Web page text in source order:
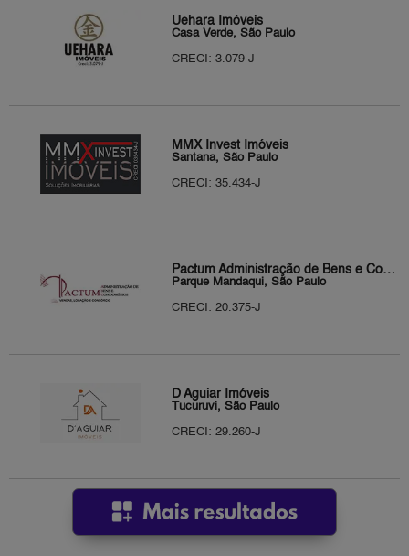
Uehara Imóveis
Casa Verde, São Paulo
CRECI: 3.079-J
MMX Invest Imóveis
Santana, São Paulo
CRECI: 35.434-J
Pactum Administração de Bens e Condominio Ltda
Parque Mandaqui, São Paulo
CRECI: 20.375-J
D Aguiar Imóveis
Tucuruvi, São Paulo
CRECI: 29.260-J